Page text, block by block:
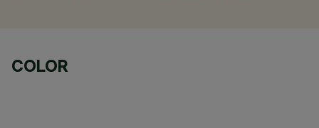
COLOR